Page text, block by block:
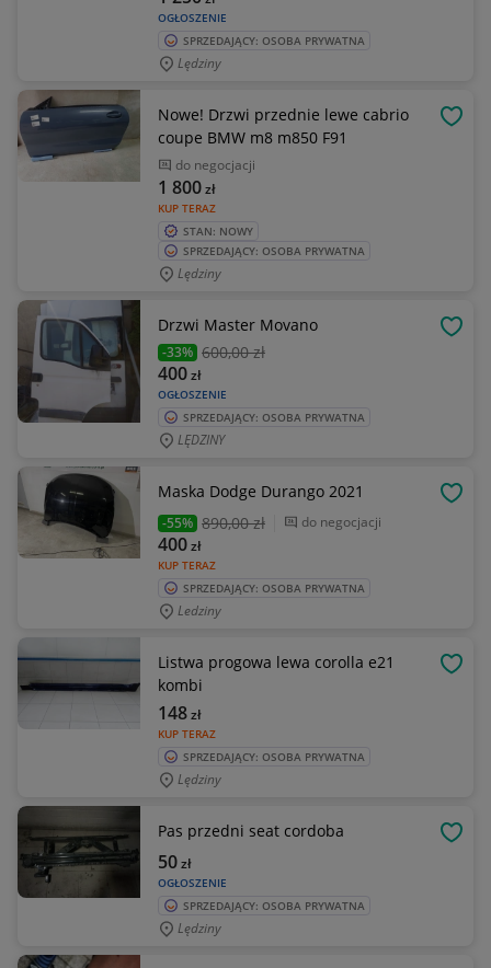
OGŁOSZENIE
SPRZEDAJĄCY: OSOBA PRYWATNA
Lędziny
Nowe! Drzwi przednie lewe cabrio
coupe BMW m8 m850 F91
do negocjacji
KUP TERAZ
1 800zł
STAN: NOWY
SPRZEDAJĄCY: OSOBA PRYWATNA
Lędziny
Drzwi Master Movano
-33% 600,00 zł
OGŁOSZENIE
400zł
SPRZEDAJĄCY: OSOBA PRYWATNA
LĘDZINY
Maska Dodge Durango 2021
-55% 890,00 zł do negocjacji
KUP TERAZ
400zł
SPRZEDAJĄCY: OSOBA PRYWATNA
Ledziny
Listwa progowa lewa corolla e21
kombi
KUP TERAZ
148zł
SPRZEDAJĄCY: OSOBA PRYWATNA
Lędziny
Pas przedni seat cordoba
OGŁOSZENIE
50zł
SPRZEDAJĄCY: OSOBA PRYWATNA
Lędziny